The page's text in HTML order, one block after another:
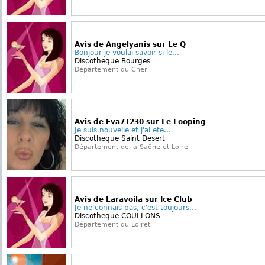
Avis de Angelyanis sur Le Q
Bonjour je voulai savoir si le...
Discotheque Bourges
Département du Cher
Avis de Eva71230 sur Le Looping
Je suis nouvelle et j'ai ete...
Discotheque Saint Desert
Département de la Saône et Loire
Avis de Laravoila sur Ice Club
Je ne connais pas, c'est toujours...
Discotheque COULLONS
Département du Loiret